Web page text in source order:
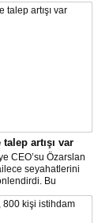
artışı var
CEO’su Özarslan
seyahatlerini
Bu
ve kişi sayısı,
tipli araç
göre yüzde 60’a